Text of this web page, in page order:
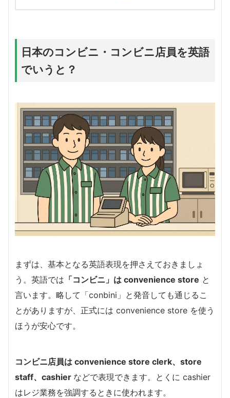
日本のコンビニ・コンビニ店員を英語
でいうと？
まずは、基本となる英語表現を押さえておきましょ
う。英語では 「コンビニ」は convenience store と
言います。略して「conbini」と発音しても通じるこ
とがありますが、正式には convenience store を使う
ほうが安心です。
コンビニ店員は convenience store clerk、store
staff、cashier などで表現できます。とくに cashier
はレジ業務を強調するときに使われます。